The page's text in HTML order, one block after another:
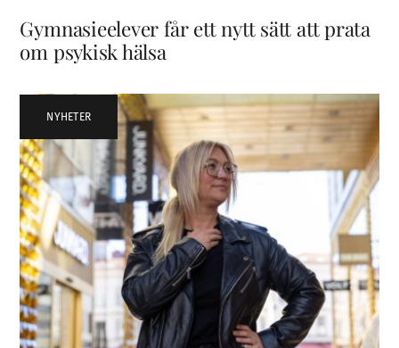
Gymnasieelever får ett nytt sätt att prata
om psykisk hälsa
NYHETER